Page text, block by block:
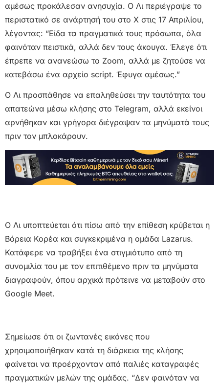
αμέσως προκάλεσαν ανησυχία. Ο Λι περιέγραψε το
περιστατικό σε ανάρτησή του στο X στις 17 Απριλίου,
λέγοντας: “Είδα τα πραγματικά τους πρόσωπα, όλα
φαινόταν πειστικά, αλλά δεν τους άκουγα. Έλεγε ότι
έπρεπε να ανανεώσω το Zoom, αλλά με ζητούσε να
κατεβάσω ένα αρχείο script. Έφυγα αμέσως.”
Ο Λι προσπάθησε να επαληθεύσει την ταυτότητα του
απατεώνα μέσω κλήσης στο Telegram, αλλά εκείνοι
αρνήθηκαν και γρήγορα διέγραψαν τα μηνύματά τους
πριν τον μπλοκάρουν.
Ο Λι υποπτεύεται ότι πίσω από την επίθεση κρύβεται η
Βόρεια Κορέα και συγκεκριμένα η ομάδα Lazarus.
Κατάφερε να τραβήξει ένα στιγμιότυπο από τη
συνομιλία του με τον επιτιθέμενο πριν τα μηνύματα
διαγραφούν, όπου αρχικά πρότεινε να μεταβούν στο
Google Meet.
Σημείωσε ότι οι ζωντανές εικόνες που
χρησιμοποιήθηκαν κατά τη διάρκεια της κλήσης
φαίνεται να προέρχονταν από παλιές καταγραφές
πραγματικών μελών της ομάδας. “Δεν φαινόταν να